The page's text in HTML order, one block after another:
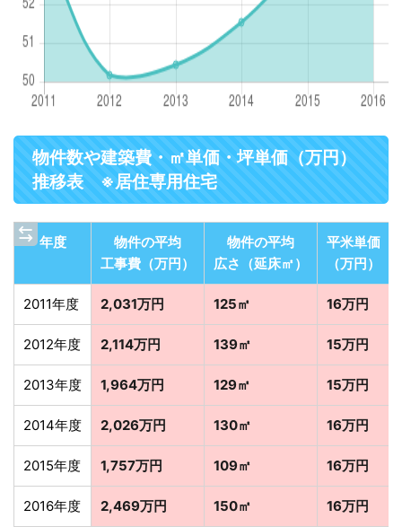
物件数や建築費・㎡単価・坪単価（万円）
推移表 ※居住専用住宅
年度
物件の平均
工事費（万円）
物件の平均
広さ（延床㎡）
平米単価
（万円）
2011年度 2,031万円 125㎡ 16万円
2012年度 2,114万円 139㎡ 15万円
2013年度 1,964万円 129㎡ 15万円
2014年度 2,026万円 130㎡ 16万円
2015年度 1,757万円 109㎡ 16万円
2016年度 2,469万円 150㎡ 16万円